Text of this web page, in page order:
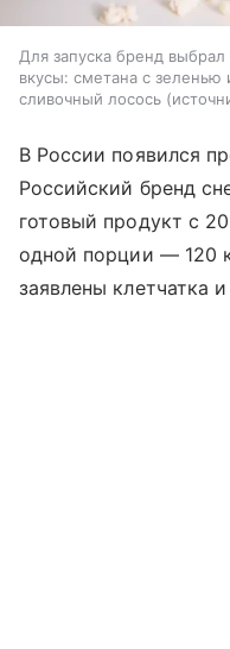
Для запуска бренд
вкусы: сметана с
сливочный лосось
В России появился
Российский бренд
готовый продукт с
одной порции — 120
заявлены клетчатка